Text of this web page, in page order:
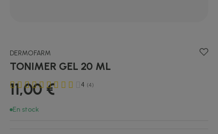
DERMOFARM
TONIMER GEL 20 ML
11,00 € 4 (4)
En stock